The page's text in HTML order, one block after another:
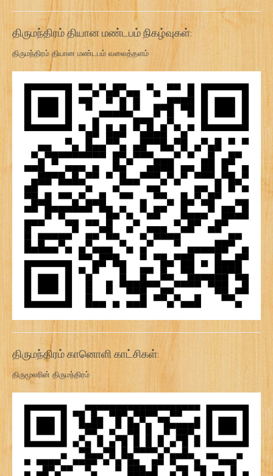
திருமந்திரம் தியான மண்டபம் நிகழ்வுகள்:
திருமந்திரம் தியான மண்டபம் வலைத்தளம்
திருமந்திரம் கானொளி காட்சிகள்:
திருமூலரின் திருமந்திரம்